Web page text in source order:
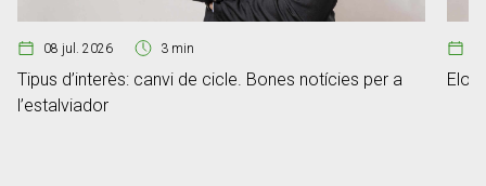
08 jul. 2026 3 min
Tipus d’interès: canvi de cicle. Bones notícies per a
l’estalviador
Elon